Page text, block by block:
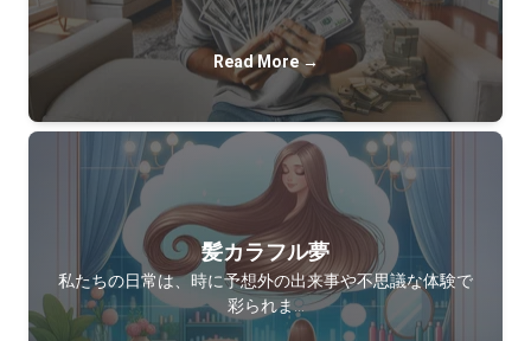
Read More →
髪カラフル夢
私たちの日常は、時に予想外の出来事や不思議な体験で
彩られま…